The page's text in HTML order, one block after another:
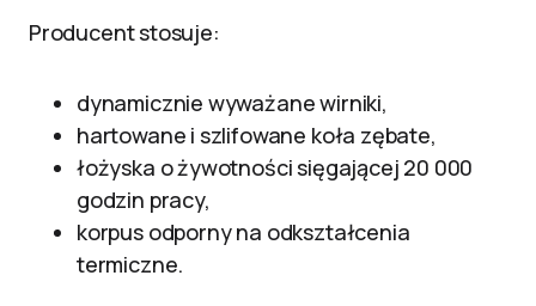
Producent stosuje:
dynamicznie wyważane wirniki,
hartowane i szlifowane koła zębate,
łożyska o żywotności sięgającej 20 000
godzin pracy,
korpus odporny na odkształcenia
termiczne.